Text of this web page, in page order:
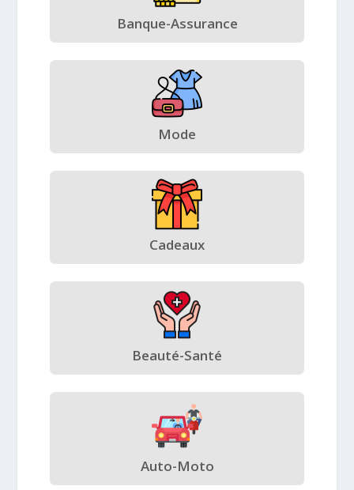
Banque-Assurance
Mode
Cadeaux
Beauté-Santé
Auto-Moto